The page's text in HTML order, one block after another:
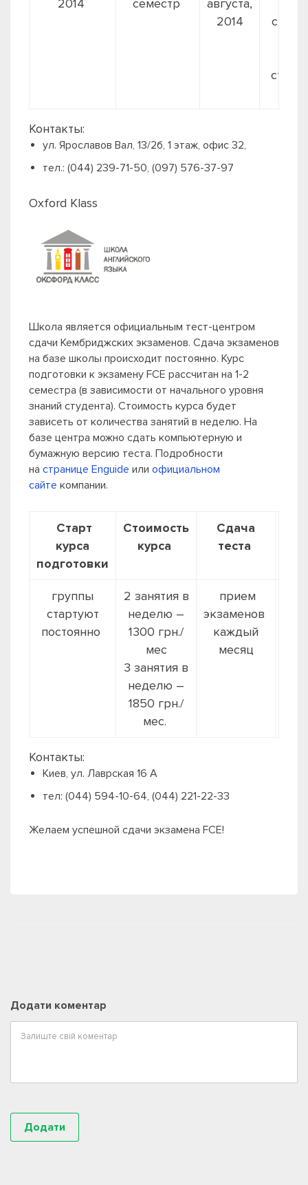
2014 семестр
августа,
2014
Контакты:
ул. Ярославов Вал, 13/2б, 1 этаж, офис 32,
тел.: (044) 239-71-50, (097) 576-37-97
Oxford Klass
Школа является официальным тест-центром
сдачи Кембриджских экзаменов. Сдача экзаменов
на базе школы происходит постоянно. Курс
подготовки к экзамену FCE рассчитан на 1-2
семестра (в зависимости от начального уровня
знаний студента). Стоимость курса будет
зависеть от количества занятий в неделю. На
базе центра можно сдать компьютерную и
бумажную версию теста. Подробности
на странице Enguide или официальном
сайте компании.
Старт
курса
подготовки
Стоимость
курса
Сдача
теста
группы
стартуют
постоянно
2 занятия в
неделю –
1300 грн./
мес
3 занятия в
неделю –
1850 грн./
мес.
прием
экзаменов
каждый
месяц
Контакты:
Киев, ул. Лаврская 16 А
тел: (044) 594-10-64, (044) 221-22-33
Желаем успешной сдачи экзамена FCE!
Додати коментар